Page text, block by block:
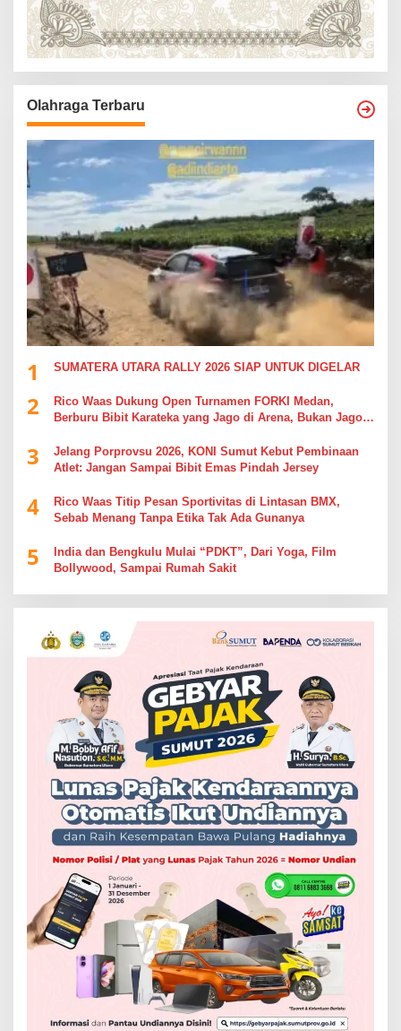
Olahraga Terbaru
1 SUMATERA UTARA RALLY 2026 SIAP UNTUK DIGELAR
2
Rico Waas Dukung Open Turnamen FORKI Medan,
Berburu Bibit Karateka yang Jago di Arena, Bukan Jago
3
Jelang Porprovsu 2026, KONI Sumut Kebut Pembinaan
Atlet: Jangan Sampai Bibit Emas Pindah Jersey
4
Rico Waas Titip Pesan Sportivitas di Lintasan BMX,
Sebab Menang Tanpa Etika Tak Ada Gunanya
5
India dan Bengkulu Mulai “PDKT”, Dari Yoga, Film
Bollywood, Sampai Rumah Sakit